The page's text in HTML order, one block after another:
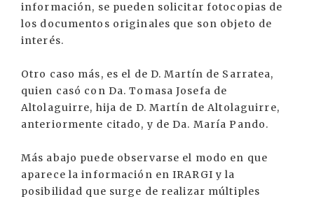
información, se pueden solicitar fotocopias de
los documentos originales que son objeto de
interés.
Otro caso más, es el de D. Martín de Sarratea,
quien casó con Da. Tomasa Josefa de
Altolaguirre, hija de D. Martín de Altolaguirre,
anteriormente citado, y de Da. María Pando.
Más abajo puede observarse el modo en que
aparece la información en IRARGI y la
posibilidad que surge de realizar múltiples